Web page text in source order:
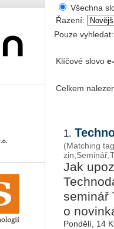
Všechna
Řazení:
Pouze
Klíčové slovo
Celkem
1.
(Matching
Jak
seminář
o
Pondělí, 14